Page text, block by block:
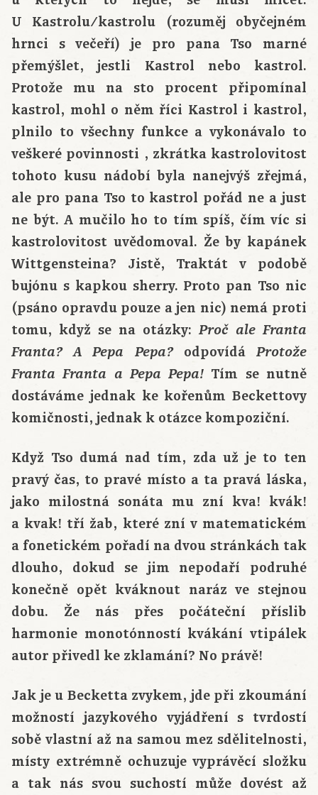
U Kastrolu/kastrolu (rozuměj obyčejném
hrnci s večeří) je pro pana Tso marné
přemýšlet, jestli Kastrol nebo kastrol.
Protože mu na sto procent připomínal
kastrol, mohl o něm říci Kastrol i kastrol,
plnilo to všechny funkce a vykonávalo to
veškeré povinnosti , zkrátka kastrolovitost
tohoto kusu nádobí byla nanejvýš zřejmá,
ale pro pana Tso to kastrol pořád ne a just
ne být. A mučilo ho to tím spíš, čím víc si
kastrolovitost uvědomoval. Že by kapánek
Wittgensteina? Jistě, Traktát v podobě
bujónu s kapkou sherry. Proto pan Tso nic
(psáno opravdu pouze a jen nic) nemá proti
tomu, když se na otázky: Proč ale Franta
Franta? A Pepa Pepa? odpovídáProtože
Franta Franta a Pepa Pepa! Tím se nutně
dostáváme jednak ke kořenům Beckettovy
komičnosti, jednak k otázce kompoziční.
Když Tso dumá nad tím, zda už je to ten
pravý čas, to pravé místo a ta pravá láska,
jako milostná sonáta mu zní kva! kvák!
a kvak! tří žab, které zní v matematickém
a fonetickém pořadí na dvou stránkách tak
dlouho, dokud se jim nepodaří podruhé
konečně opět kváknout naráz ve stejnou
dobu. Že nás přes počáteční příslib
harmonie monotónností kvákání vtipálek
autor přivedl ke zklamání? No právě!
Jak je u Becketta zvykem, jde při zkoumání
možností jazykového vyjádření s tvrdostí
sobě vlastní až na samou mez sdělitelnosti,
místy extrémně ochuzuje vyprávěcí složku
a tak nás svou suchostí může dovést až